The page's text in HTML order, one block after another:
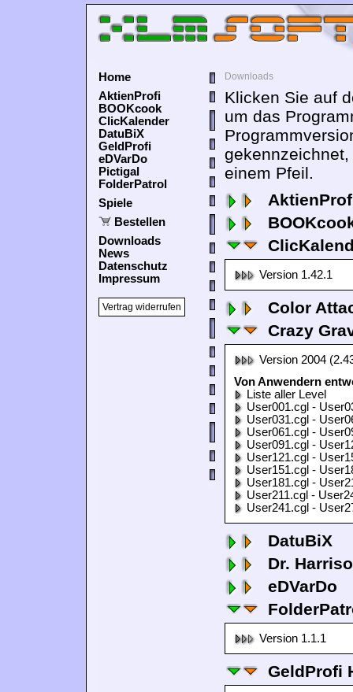
Home
AktienProfi
BOOKcook
ClicKalender
DatuBiX
GeldProfi
eDVarDo
Pictigal
FolderPatrol
Spiele
Bestellen
Downloads
News
Datenschutz
Impressum
Vertrag widerrufen
Downloads
Klicken Sie auf
um das
einem Pfeil.
Version 1.42.1
Color
Crazy
Version 2004
Von Anwendern
Liste aller Level
User001.cgl -
User031.cgl -
User061.cgl -
User091.cgl -
User121.cgl -
User151.cgl -
User181.cgl -
User211.cgl -
User241.cgl -
DatuBiX
Dr.
eDVarDo
Version 1.1.1
GeldProfi